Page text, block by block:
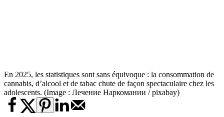
En 2025, les statistiques sont sans équivoque : la consommation de
cannabis, d’alcool et de tabac chute de façon spectaculaire chez les
adolescents. (Image : Лечение Наркомании / pixabay)